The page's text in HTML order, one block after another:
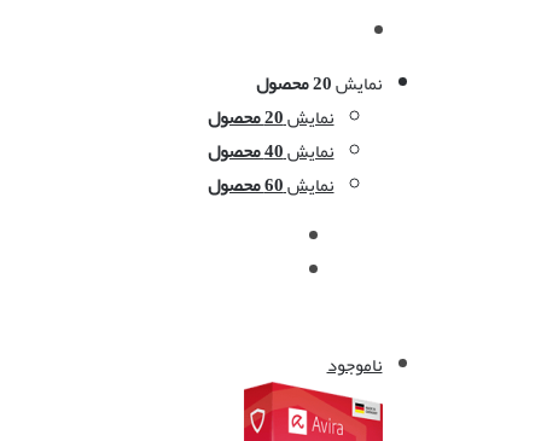
نمایش20 محصول
نمایش20 محصول
نمایش40 محصول
نمایش60 محصول
ناموجود